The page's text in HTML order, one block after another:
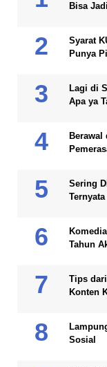
Bisa
Syarat
Punya
Lagi di
Apa ya
Berawal
Sering
Tahun
Tips
Konten
Sosial